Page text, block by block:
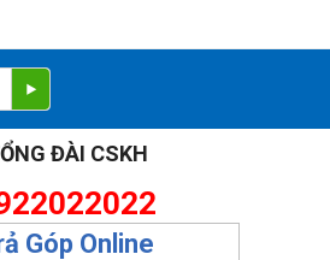
ĐÀI CSKH
Góp Online